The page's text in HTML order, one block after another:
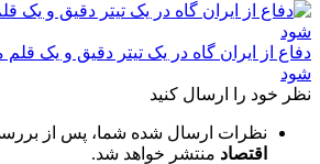
دفاع از ایران گاه در یک تیتر دقیق و یک
شود
نظر خود را ارسال کنید
نظرات ارسال شده شما، پس از
اقتصاد منتشر خواهد شد.